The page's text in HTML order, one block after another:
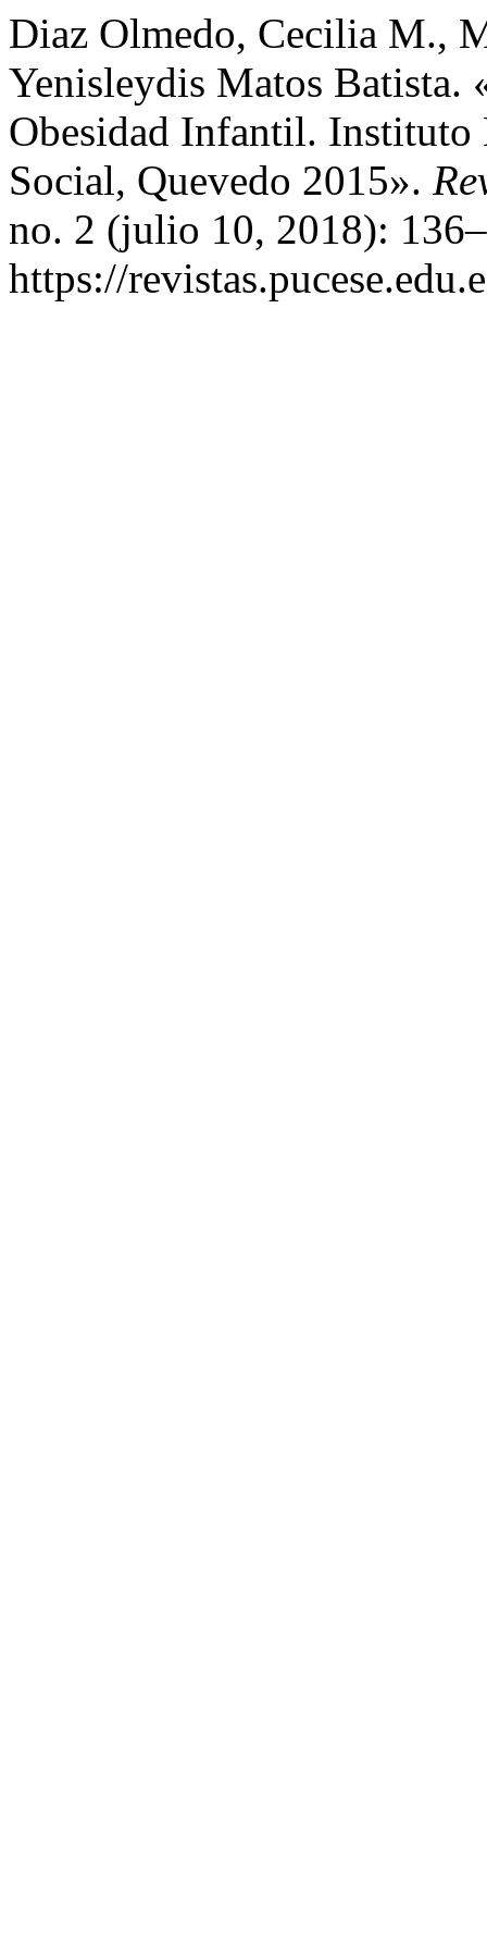
Diaz Olmedo, Cecilia M.,
Yenisleydis Matos Batista.
Obesidad Infantil. Instituto
Social, Quevedo 2015».
no. 2 (julio 10, 2018):
https://